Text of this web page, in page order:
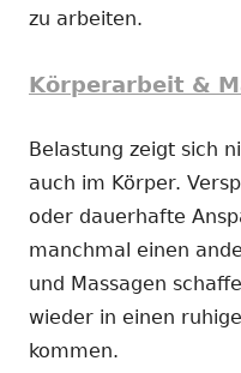
zu arbeiten.
Körperarbeit &
Belastung zeigt sich
auch im Körper.
oder dauerhafte
manchmal einen
und Massagen
wieder in einen
kommen.